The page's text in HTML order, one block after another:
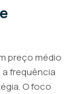
preço médio
a frequência
O foco